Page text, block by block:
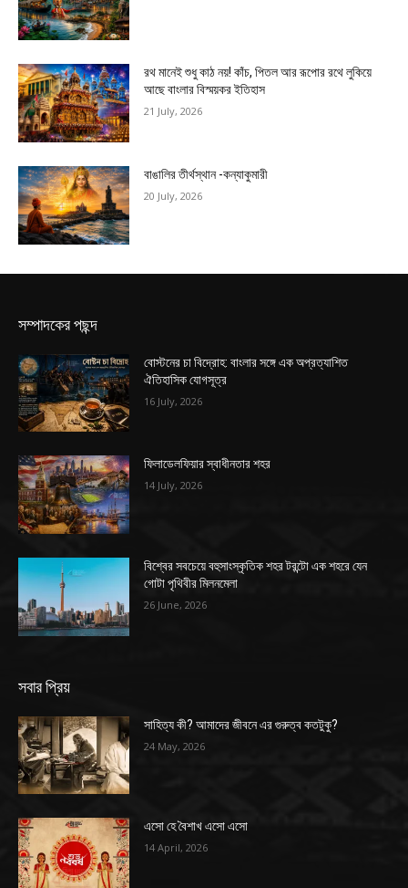
রথ মানেই শুধু কাঠ নয়! কাঁচ, পিতল আর রূপোর রথে লুকিয়ে
আছে বাংলার বিস্ময়কর ইতিহাস
21 July, 2026
বাঙালির তীর্থস্থান -কন্যাকুমারী
20 July, 2026
সম্পাদকের পছন্দ
বোস্টনের চা বিদ্রোহ: বাংলার সঙ্গে এক অপ্রত্যাশিত
ঐতিহাসিক যোগসূত্র
16 July, 2026
ফিলাডেলফিয়ার স্বাধীনতার শহর
14 July, 2026
বিশ্বের সবচেয়ে বহুসাংস্কৃতিক শহর টরন্টো এক শহরে যেন
গোটা পৃথিবীর মিলনমেলা
26 June, 2026
সবার প্রিয়
সাহিত্য কী? আমাদের জীবনে এর গুরুত্ব কতটুকু?
24 May, 2026
এসো হে বৈশাখ এসো এসো
14 April, 2026